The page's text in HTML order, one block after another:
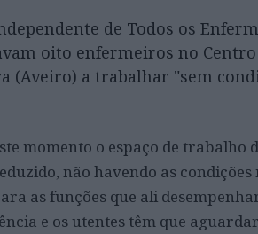
de Todos os
oito enfermeiros no Centro
(Aveiro) a trabalhar "sem
momento o espaço de trabalho
não havendo as
as funções que ali
e os utentes têm que